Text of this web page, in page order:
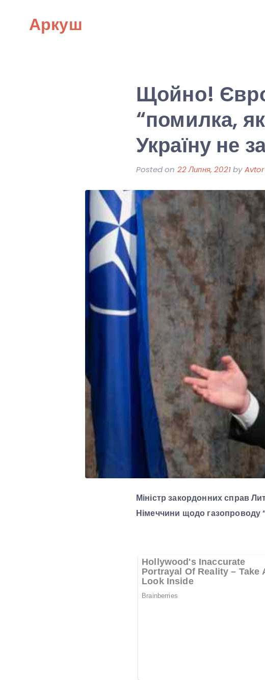
Аркуш
Щойно!
“помилка,
Україну не
Posted on 22 Липня, 2021byAvtor
Міністр закордонних справ
Німеччини щодо газопроводу